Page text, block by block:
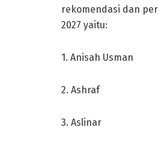
rekomendasi dan
2027 yaitu:
1. Anisah Usman
2. Ashraf
3. Aslinar